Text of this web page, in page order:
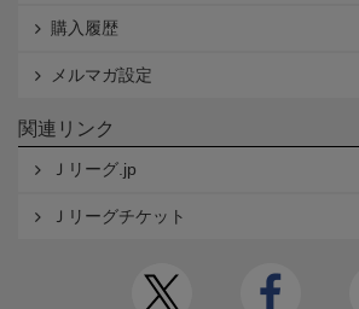
購入履歴
メルマガ設定
関連リンク
Ｊリーグ.jp
Ｊリーグチケット